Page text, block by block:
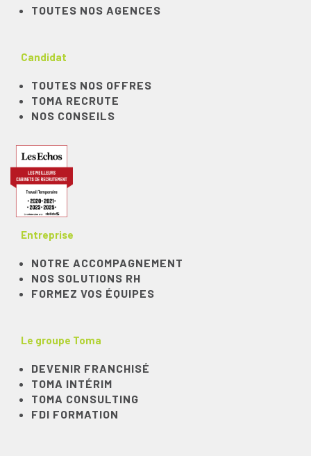
TOUTES NOS AGENCES
Candidat
TOUTES NOS OFFRES
TOMA RECRUTE
NOS CONSEILS
Entreprise
NOTRE ACCOMPAGNEMENT
NOS SOLUTIONS RH
FORMEZ VOS ÉQUIPES
Le groupe Toma
DEVENIR FRANCHISÉ
TOMA INTÉRIM
TOMA CONSULTING
FDI FORMATION